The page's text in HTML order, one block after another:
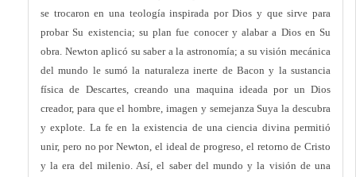
se trocaron en una teología inspirada por Dios y que sirve para
probar Su existencia; su plan fue conocer y alabar a Dios en Su
obra. Newton aplicó su saber a la astronomía; a su visión mecánica
del mundo le sumó la naturaleza inerte de Bacon y la sustancia
física de Descartes, creando una maquina ideada por un Dios
creador, para que el hombre, imagen y semejanza Suya la descubra
y explote. La fe en la existencia de una ciencia divina permitió
unir, pero no por Newton, el ideal de progreso, el retorno de Cristo
y la era del milenio. Así, el saber del mundo y la visión de una